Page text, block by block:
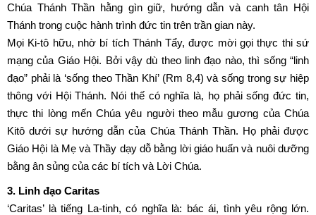
Chúa Thánh Thần hằng gìn giữ, hướng dẫn và canh tân Hội
Thánh trong cuộc hành trình đức tin trên trần gian này.
Mọi Ki-tô hữu, nhờ bí tích Thánh Tẩy, được mời gọi thực thi sứ
mạng của Giáo Hội. Bởi vậy dù theo linh đạo nào, thì sống “linh
đạo” phải là ‘sống theo Thần Khí’ (Rm 8,4) và sống trong sự hiệp
thông với Hội Thánh. Nói thế có nghĩa là, họ phải sống đức tin,
thực thi lòng mến Chúa yêu người theo mẫu gương của Chúa
Kitô dưới sự hướng dẫn của Chúa Thánh Thần. Họ phải được
Giáo Hội là Mẹ và Thầy dạy dỗ bằng lời giáo huấn và nuôi dưỡng
bằng ân sủng của các bí tích và Lời Chúa.
3. Linh đạo Caritas
‘Caritas’ là tiếng La-tinh, có nghĩa là: bác ái, tình yêu rộng lớn.